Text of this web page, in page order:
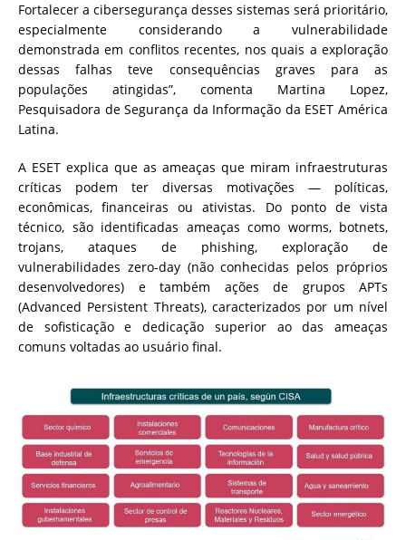
Fortalecer a cibersegurança desses sistemas será prioritário,
especialmente considerando a vulnerabilidade
demonstrada em conflitos recentes, nos quais a exploração
dessas falhas teve consequências graves para as
populações atingidas”, comenta Martina Lopez,
Pesquisadora de Segurança da Informação da ESET América
Latina.
A ESET explica que as ameaças que miram infraestruturas
críticas podem ter diversas motivações — políticas,
econômicas, financeiras ou ativistas. Do ponto de vista
técnico, são identificadas ameaças como worms, botnets,
trojans, ataques de phishing, exploração de
vulnerabilidades zero-day (não conhecidas pelos próprios
desenvolvedores) e também ações de grupos APTs
(Advanced Persistent Threats), caracterizados por um nível
de sofisticação e dedicação superior ao das ameaças
comuns voltadas ao usuário final.